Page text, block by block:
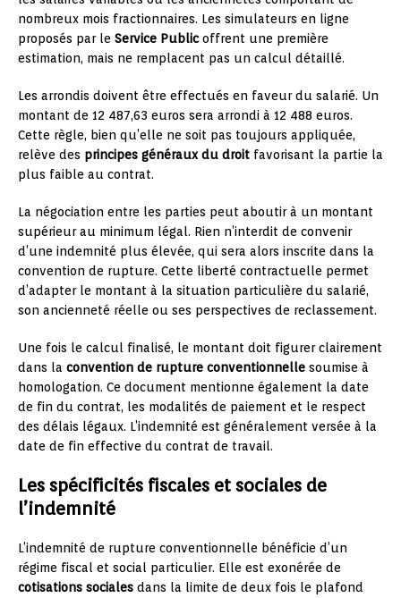
nombreux mois fractionnaires. Les simulateurs en ligne
proposés par le Service Publicoffrent une première
estimation, mais ne remplacent pas un calcul détaillé.
Les arrondis doivent être effectués en faveur du salarié. Un
montant de 12 487,63 euros sera arrondi à 12 488 euros.
Cette règle, bien qu’elle ne soit pas toujours appliquée,
relève des principes généraux du droit favorisant la partie la
plus faible au contrat.
La négociation entre les parties peut aboutir à un montant
supérieur au minimum légal. Rien n’interdit de convenir
d’une indemnité plus élevée, qui sera alors inscrite dans la
convention de rupture. Cette liberté contractuelle permet
d’adapter le montant à la situation particulière du salarié,
son ancienneté réelle ou ses perspectives de reclassement.
Une fois le calcul finalisé, le montant doit figurer clairement
dans la convention de rupture conventionnelle soumise à
homologation. Ce document mentionne également la date
de fin du contrat, les modalités de paiement et le respect
des délais légaux. L’indemnité est généralement versée à la
date de fin effective du contrat de travail.
Les spécificités fiscales et sociales de
l’indemnité
L’indemnité de rupture conventionnelle bénéficie d’un
régime fiscal et social particulier. Elle est exonérée de
cotisations sociales dans la limite de deux fois le plafond